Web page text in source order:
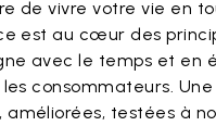
de vivre votre vie en
est au cœur des
avec le temps et en
consommateurs.
testées à